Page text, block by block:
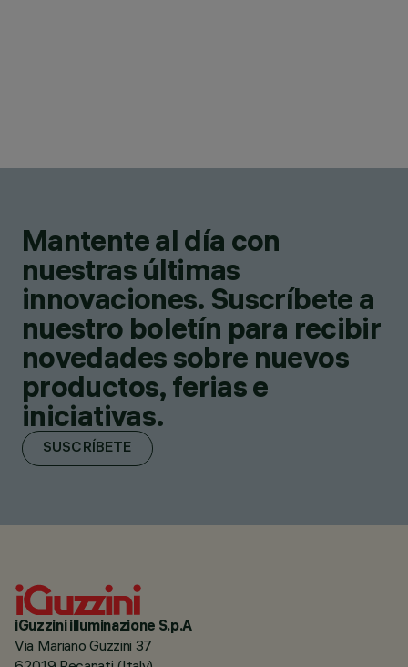
Mantente al día con
nuestras últimas
innovaciones. Suscríbete a
nuestro boletín para recibir
novedades sobre nuevos
productos, ferias e
iniciativas.
SUSCRÍBETE
iGuzzini illuminazione S.p.A
Via Mariano Guzzini 37